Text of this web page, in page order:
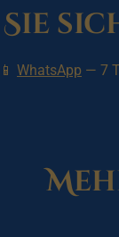
WhatsApp — 7